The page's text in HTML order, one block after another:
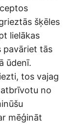
šķēles
lielākas
pavāriet tās
ūdenī.
tos vajag
no
mēģināt